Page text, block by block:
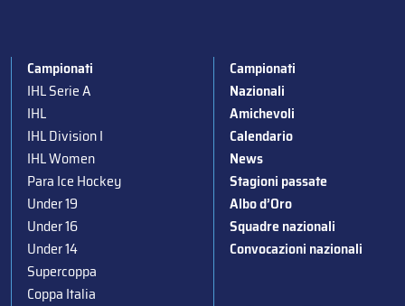
Campionati
IHL Serie A
IHL
IHL Division I
IHL Women
Para Ice Hockey
Under 19
Under 16
Under 14
Supercoppa
Coppa Italia
Campionati
Nazionali
Amichevoli
Calendario
News
Stagioni passate
Albo d’Oro
Squadre nazionali
Convocazioni nazionali